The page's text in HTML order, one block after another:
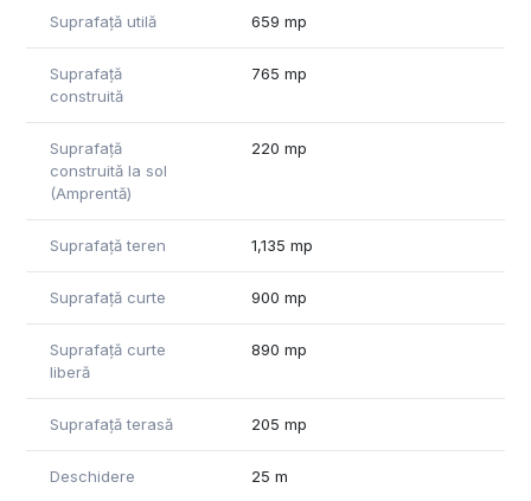
automatizat, puț de mare adâncime pentru piscina, sistem
Vă stau cu drag la dispoziție pentru mai multe informații.
Suprafață utilă 659 mp
Suprafață
construită
765 mp
Suprafață
construită la sol
(Amprentă)
220 mp
Suprafață teren 1,135 mp
Suprafață curte 900 mp
Suprafață curte
liberă
890 mp
Suprafață terasă 205 mp
Deschidere 25 m